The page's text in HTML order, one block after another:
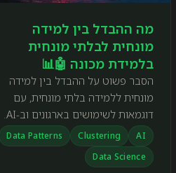
מה ההבדל בין למידה
מונחית לבלתי מונחית
בלמידת מכונה 🤖📊
הסבר פשוט על ההבדל בין למידה
מונחית ללמידה בלתי מונחית, עם
דוגמאות לשימושים בארגונים וב-AI.
AI
Clustering
Data Patterns
Data Science